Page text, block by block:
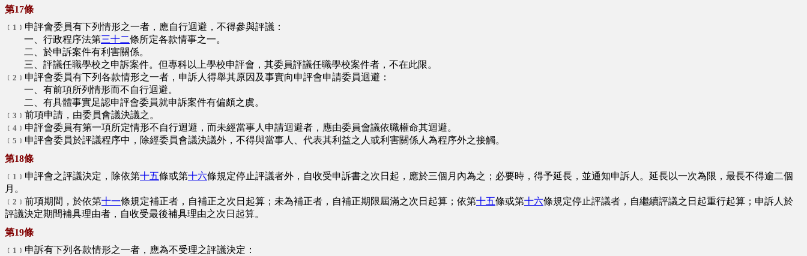
第17條
﹝1﹞ 申評會委員有下列情形之一者，應自行迴避，不得參與評議：
一、行政程序法第三十二條所定各款情事之一。
二、於申訴案件有利害關係。
三、評議任職學校之申訴案件。但專科以上學校申評會，其委員評議任職學校案件者，不在此限。
﹝2﹞ 申評會委員有下列各款情形之一者，申訴人得舉其原因及事實向申評會申請委員迴避：
一、有前項所列情形而不自行迴避。
二、有具體事實足認申評會委員就申訴案件有偏頗之虞。
﹝3﹞ 前項申請，由委員會議決議之。
﹝4﹞ 申評會委員有第一項所定情形不自行迴避，而未經當事人申請迴避者，應由委員會議依職權命其迴避。
﹝5﹞ 申評會委員於評議程序中，除經委員會議決議外，不得與當事人、代表其利益之人或利害關係人為程序外之接觸。
第18條
﹝1﹞ 申評會之評議決定，除依第十五條或第十六條規定停止評議者外，自收受申訴書之次日起，應於三個月內為之；必要時，得予延長，並通知申訴人。延長以一次為限，最長不得逾二個
月。
﹝2﹞ 前項期間，於依第十一條規定補正者，自補正之次日起算；未為補正者，自補正期限屆滿之次日起算；依第十五條或第十六條規定停止評議者，自繼續評議之日起重行起算；申訴人於
評議決定期間補具理由者，自收受最後補具理由之次日起算。
第19條
﹝1﹞ 申訴有下列各款情形之一者，應為不受理之評議決定：